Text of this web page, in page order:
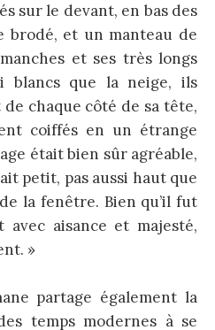
sur le devant, en bas des
brodé, et un manteau de
et ses très longs
blancs que la neige, ils
chaque côté de sa tête,
coiffés en un étrange
était bien sûr agréable,
petit, pas aussi haut que
la fenêtre. Bien qu’il fut
aisance et majesté,
»
partage également la
temps modernes à se